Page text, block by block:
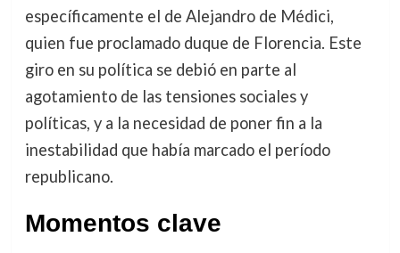
específicamente el de Alejandro de Médici,
quien fue proclamado duque de Florencia. Este
giro en su política se debió en parte al
agotamiento de las tensiones sociales y
políticas, y a la necesidad de poner fin a la
inestabilidad que había marcado el período
republicano.
Momentos clave